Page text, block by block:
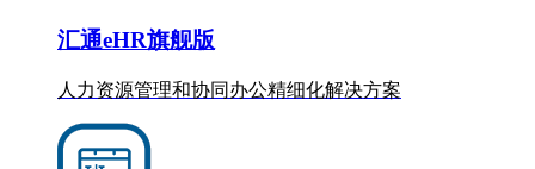
汇通eHR旗舰版
人力资源管理和协同办公精细化解决方案